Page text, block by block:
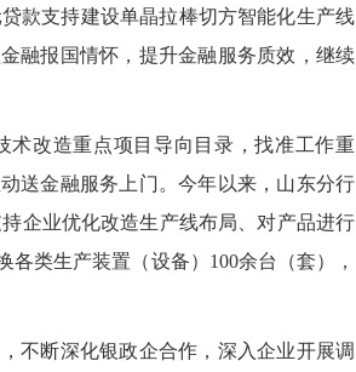
款支持建设单晶拉棒切方智能化生产线
融报国情怀，提升金融服务质效，继续
改造重点项目导向目录，找准工作重
送金融服务上门。今年以来，山东分行
企业优化改造生产线布局、对产品进行
类生产装置（设备）100余台（套），
断深化银政企合作，深入企业开展调